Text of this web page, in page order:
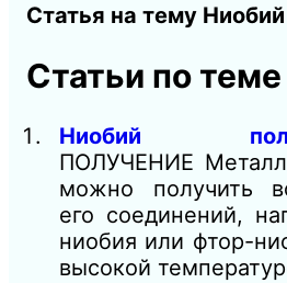
Статья на тему Ниобий
Статьи по теме
Ниобий
ПОЛУЧЕНИЕ
можно получить
его соединений,
ниобия или фтор-
высокой